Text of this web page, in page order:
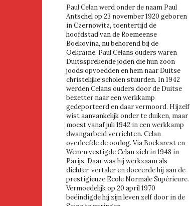
Paul Celan werd onder de naam Paul
Antschel op 23 november 1920 geboren
in Czernowitz, toentertijd de
hoofdstad van de Roemeense
Boekovina, nu behorend bij de
Oekraïne. Paul Celans ouders waren
Duitssprekende joden die hun zoon
joods opvoedden en hem naar Duitse
christelijke scholen stuurden. In 1942
werden Celans ouders door de Duitse
bezetter naar een werkkamp
gedeporteerd en daar vermoord. Hijzelf
wist aanvankelijk onder te duiken, maar
moest vanaf juli 1942 in een werkkamp
dwangarbeid verrichten. Celan
overleefde de oorlog. Via Boekarest en
Wenen vestigde Celan zich in 1948 in
Parijs. Daar was hij werkzaam als
dichter, vertaler en doceerde hij aan de
prestigieuze Ecole Normale Supérieure.
Vermoedelijk op 20 april 1970
beëindigde hij zijn leven zelf door in de